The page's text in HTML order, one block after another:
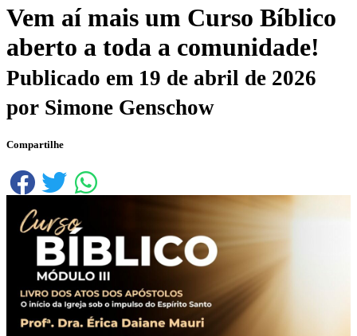
Vem aí mais um Curso Bíblico
aberto a toda a comunidade!
Publicado em 19 de abril de 2026
por Simone Genschow
Compartilhe